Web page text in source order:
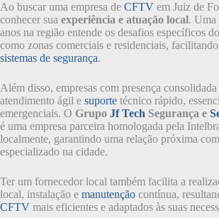
Ao buscar uma empresa de CFTV em Juiz de
conhecer sua experiência e atuação local. Uma
anos na região entende os desafios específicos
como zonas comerciais e residenciais,
sistemas de segurança.
Além disso, empresas com presença
atendimento ágil e suporte técnico rápido,
emergenciais. O Grupo Jf Tech Segurança e
é uma empresa parceira homologada pela
localmente, garantindo uma relação próxima
especializado na cidade.
Ter um fornecedor local também facilita a
local, instalação e manutenção contínua,
CFTV mais eficientes e adaptados às suas